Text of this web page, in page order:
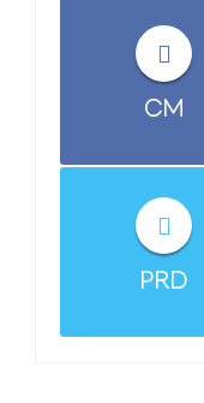
CM
PRD